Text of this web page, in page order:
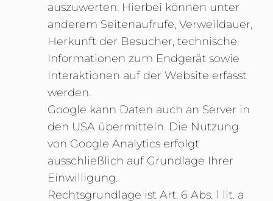
auszuwerten. Hierbei können unter
anderem Seitenaufrufe, Verweildauer,
Herkunft der Besucher, technische
Informationen zum Endgerät sowie
Interaktionen auf der Website erfasst
werden.
Google kann Daten auch an Server in
den USA übermitteln. Die Nutzung
von Google Analytics erfolgt
ausschließlich auf Grundlage Ihrer
Einwilligung.
Rechtsgrundlage ist Art. 6 Abs. 1 lit. a